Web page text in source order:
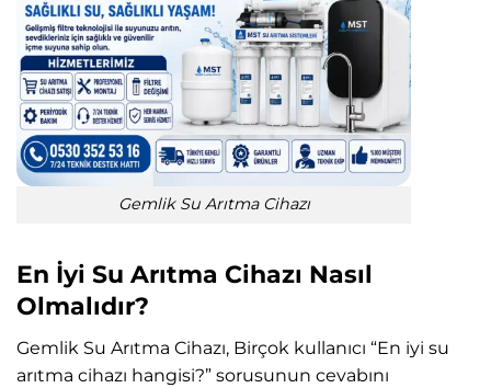
Gemlik Su Arıtma Cihazı
En İyi Su Arıtma Cihazı Nasıl
Olmalıdır?
Gemlik Su Arıtma Cihazı, Birçok kullanıcı “En iyi su
arıtma cihazı hangisi?” sorusunun cevabını